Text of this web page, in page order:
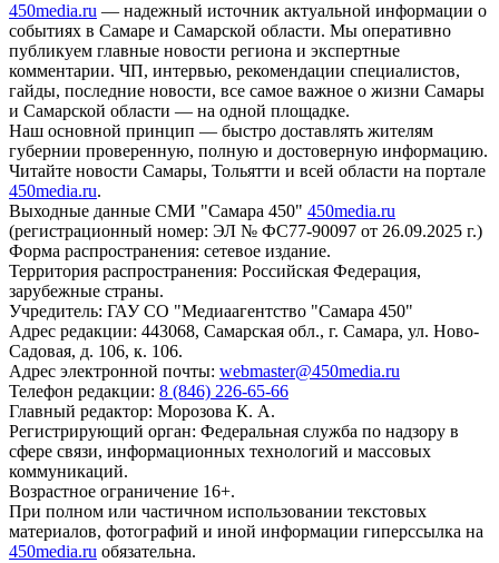
450media.ru — надежный источник актуальной информации о
событиях в Самаре и Самарской области. Мы оперативно
публикуем главные новости региона и экспертные
комментарии. ЧП, интервью, рекомендации специалистов,
гайды, последние новости, все самое важное о жизни Самары
и Самарской области — на одной площадке.
Наш основной принцип — быстро доставлять жителям
губернии проверенную, полную и достоверную информацию.
Читайте новости Самары, Тольятти и всей области на портале
450media.ru.
Выходные данные СМИ "Самара 450" 450media.ru
(регистрационный номер: ЭЛ № ФС77-90097 от 26.09.2025 г.)
Форма распространения: сетевое издание.
Территория распространения: Российская Федерация,
зарубежные страны.
Учредитель: ГАУ СО "Медиаагентство "Самара 450"
Адрес редакции: 443068, Самарская обл., г. Самара, ул. Ново-
Садовая, д. 106, к. 106.
Адрес электронной почты: webmaster@450media.ru
Телефон редакции: 8 (846) 226-65-66
Главный редактор: Морозова К. А.
Регистрирующий орган: Федеральная служба по надзору в
сфере связи, информационных технологий и массовых
коммуникаций.
Возрастное ограничение 16+.
При полном или частичном использовании текстовых
материалов, фотографий и иной информации гиперссылка на
450media.ru обязательна.